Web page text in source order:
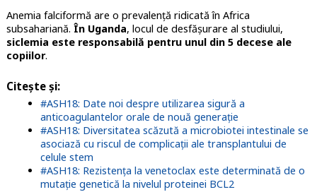
Anemia falciformă are o prevalență ridicată în Africa
subsahariană. În Uganda, locul de desfășurare al studiului,
siclemia este responsabilă pentru unul din 5 decese ale
copiilor.
Citește și:
#ASH18: Date noi despre utilizarea sigură a
anticoagulantelor orale de nouă generație
#ASH18: Diversitatea scăzută a microbiotei intestinale se
asociază cu riscul de complicații ale transplantului de
celule stem
#ASH18: Rezistența la venetoclax este determinată de o
mutație genetică la nivelul proteinei BCL2